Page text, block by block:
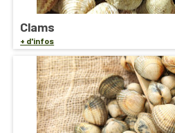
Clams
+ d'infos